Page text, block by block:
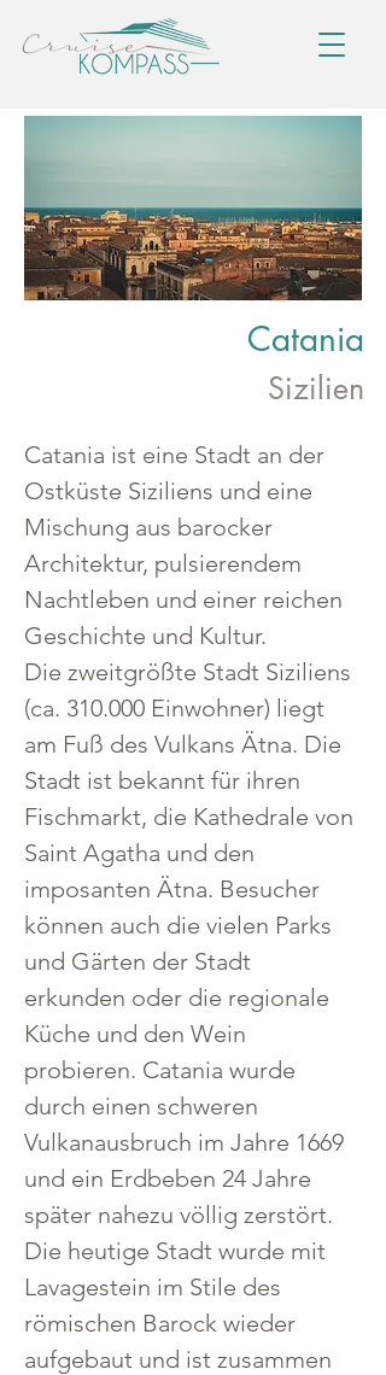
Catania
Sizilien
Catania ist eine Stadt an der
Ostküste Siziliens und eine
Mischung aus barocker
Architektur, pulsierendem
Nachtleben und einer reichen
Geschichte und Kultur.
Die zweitgrößte Stadt Siziliens
(ca. 310.000 Einwohner) liegt
am Fuß des Vulkans Ätna. Die
Stadt ist bekannt für ihren
Fischmarkt, die Kathedrale von
Saint Agatha und den
imposanten Ätna. Besucher
können auch die vielen Parks
und Gärten der Stadt
erkunden oder die regionale
Küche und den Wein
probieren. Catania wurde
durch einen schweren
Vulkanausbruch im Jahre 1669
und ein Erdbeben 24 Jahre
später nahezu völlig zerstört.
Die heutige Stadt wurde mit
Lavagestein im Stile des
römischen Barock wieder
aufgebaut und ist zusammen